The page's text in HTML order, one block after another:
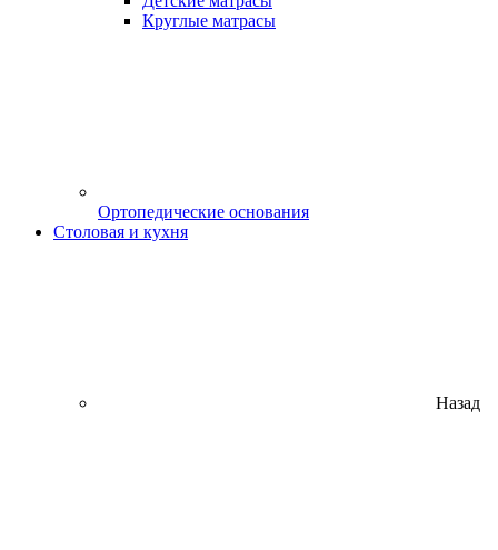
Круглые матрасы
Ортопедические основания
Столовая и кухня
Назад